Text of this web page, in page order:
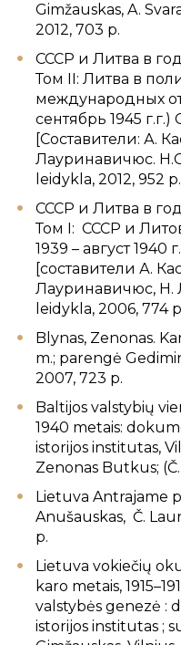
Gimžauskas, A.
2012, 703 p.
СССР и Литва в
Том II: Литва в
международных
сентябрь 1945
[Составители: А.
Лауринавичюс.
leidykla, 2012, 952 p.
СССР и Литва в
Том I: СССР и
1939 – август 1940
[составители А.
Лауринавичюс, Н.
leidykla, 2006, 774
Blynas, Zenonas.
m.; parengė
2007, 723 p.
Baltijos valstybių
1940 metais:
istorijos institutas,
Zenonas Butkus;
Lietuva Antrajame
Anušauskas, Č.
p.
Lietuva vokiečių
karo metais,
valstybės genezė :
istorijos institutas ;